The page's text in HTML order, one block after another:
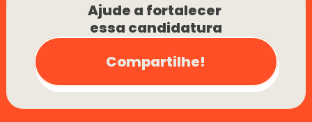
Ajude a fortalecer
essa candidatura
Compartilhe!